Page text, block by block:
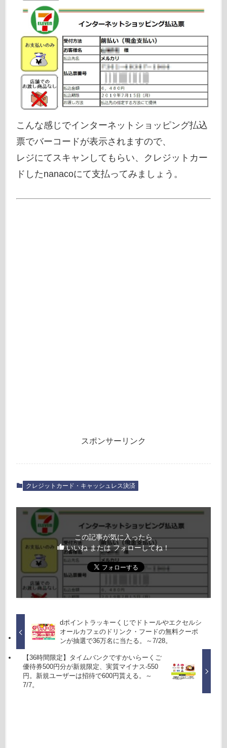
こんな感じでインターネットショッピング払込
票でバーコードが表示されますので、
レジにてスキャンしてもらい、クレジットカー
ドしたnanacoにて支払ってみましょう。
スポンサーリンク
クレジットカード・キャッシュレス決済
この記事が気に入ったら
いいね または フォローしてね！
dポイントラッキーくじでドトールやエクセルシ
オールカフェのドリンク・フードの無料クーポ
ンが抽選で36万名に当たる。～7/28。
【36時間限定】タイムバンクですかいらーくご
優待券500円分が新規限定、実質マイナス-550
円。新規ユーザーは招待で600円貰える。～
7/7。